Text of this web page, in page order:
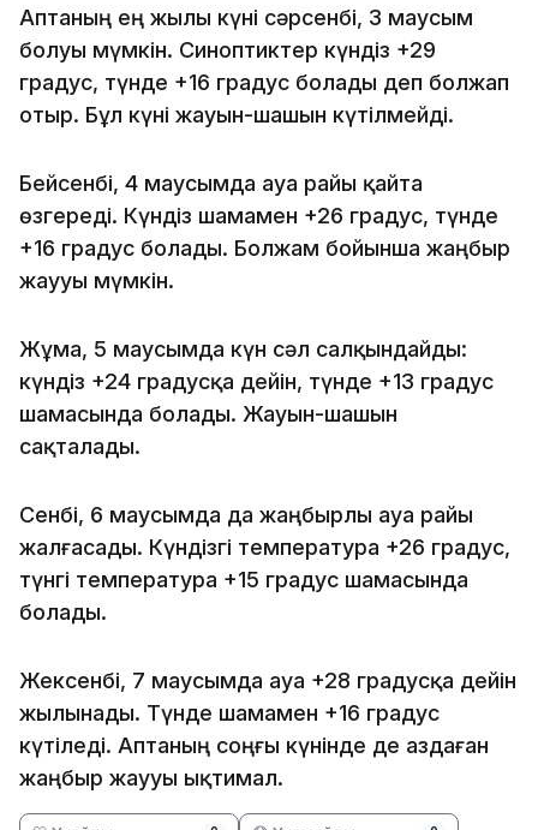
Аптаның ең жылы күні сәрсенбі, 3 маусым
болуы мүмкін. Синоптиктер күндіз +29
градус, түнде +16 градус болады деп болжап
отыр. Бұл күні жауын-шашын күтілмейді.
Бейсенбі, 4 маусымда ауа райы қайта
өзгереді. Күндіз шамамен +26 градус, түнде
+16 градус болады. Болжам бойынша жаңбыр
жаууы мүмкін.
Жұма, 5 маусымда күн сәл салқындайды:
күндіз +24 градусқа дейін, түнде +13 градус
шамасында болады. Жауын-шашын
сақталады.
Сенбі, 6 маусымда да жаңбырлы ауа райы
жалғасады. Күндізгі температура +26 градус,
түнгі температура +15 градус шамасында
болады.
Жексенбі, 7 маусымда ауа +28 градусқа дейін
жылынады. Түнде шамамен +16 градус
күтіледі. Аптаның соңғы күнінде де аздаған
жаңбыр жаууы ықтимал.